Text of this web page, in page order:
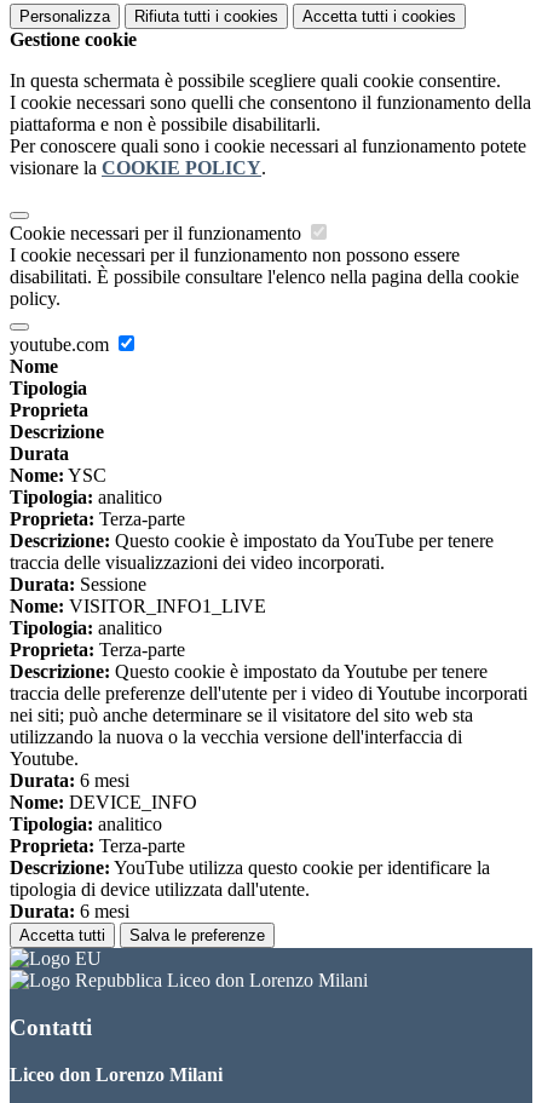
Personalizza Rifiuta tutti i cookies Accetta tutti i cookies
Gestione cookie
In questa schermata è possibile scegliere quali cookie consentire.
I cookie necessari sono quelli che consentono il funzionamento della
piattaforma e non è possibile disabilitarli.
Per conoscere quali sono i cookie necessari al funzionamento potete
visionare la COOKIE POLICY.
Cookie necessari per il funzionamento
I cookie necessari per il funzionamento non possono essere
disabilitati. È possibile consultare l'elenco nella pagina della cookie
policy.
youtube.com
Nome
Tipologia
Proprieta
Descrizione
Durata
Nome: YSC
Tipologia: analitico
Proprieta: Terza-parte
Descrizione: Questo cookie è impostato da YouTube per tenere
traccia delle visualizzazioni dei video incorporati.
Durata: Sessione
Nome: VISITOR_INFO1_LIVE
Tipologia: analitico
Proprieta: Terza-parte
Descrizione: Questo cookie è impostato da Youtube per tenere
traccia delle preferenze dell'utente per i video di Youtube incorporati
nei siti; può anche determinare se il visitatore del sito web sta
utilizzando la nuova o la vecchia versione dell'interfaccia di
Youtube.
Durata: 6 mesi
Nome: DEVICE_INFO
Tipologia: analitico
Proprieta: Terza-parte
Descrizione: YouTube utilizza questo cookie per identificare la
tipologia di device utilizzata dall'utente.
Durata: 6 mesi
Accetta tutti Salva le preferenze
Liceo don Lorenzo Milani
Contatti
Liceo don Lorenzo Milani